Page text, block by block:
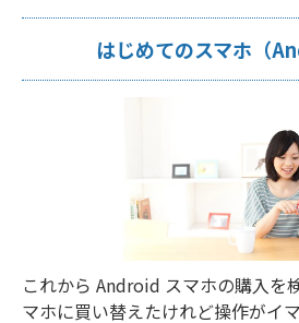
はじめてのスマホ（
これから Android スマホの購入を
マホに買い替えたけれど操作がイ